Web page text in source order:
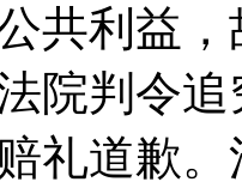
共利益
院判令
礼道歉